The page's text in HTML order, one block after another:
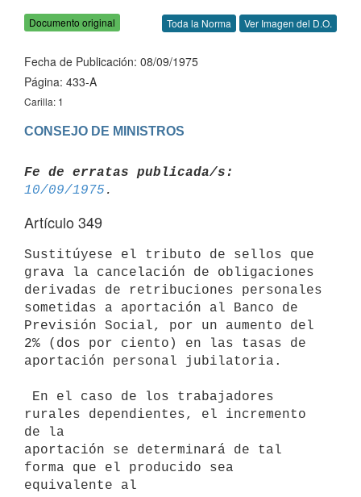
Documento original Toda la Norma Ver Imagen del D.O.
Fecha de Publicación: 08/09/1975
Página: 433-A
Carilla: 1
CONSEJO DE MINISTROS
Fe de erratas publicada/s:
10/09/1975
Artículo 349
Sustitúyese el tributo de sellos que
grava la cancelación de obligaciones
derivadas de retribuciones personales
sometidas a aportación al Banco de
Previsión Social, por un aumento del
2% (dos por ciento) en las tasas de
aportación personal jubilatoria.
rurales dependientes, el incremento
de la
aportación se determinará de tal
forma que el producido sea
equivalente al